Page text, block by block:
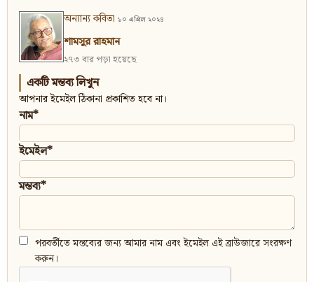
অন্যান্য কবিতা ১০ এপ্রিল ২০২৪
শামসুর রাহমান
২৭৩ বার পড়া হয়েছে
একটি মন্তব্য লিখুন
আপনার ইমেইল ঠিকানা প্রকাশিত হবে না।
নাম*
ইমেইল*
মন্তব্য*
পরবর্তীতে মন্তব্যের জন্য আমার নাম এবং ইমেইল এই ব্রাউজারে সংরক্ষণ
করুন।